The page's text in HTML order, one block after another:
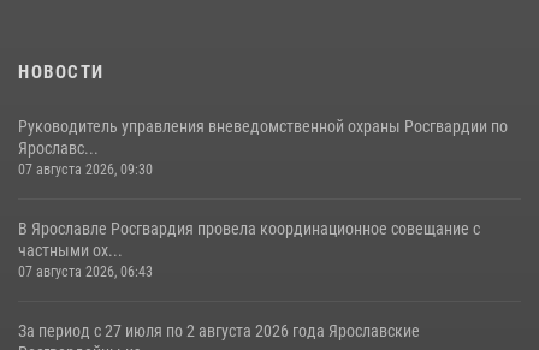
НОВОСТИ
Руководитель управления вневедомственной охраны Росгвардии по
Ярославс...
07 августа 2026, 09:30
В Ярославле Росгвардия провела координационное совещание с
частными ох...
07 августа 2026, 06:43
За период с 27 июля по 2 августа 2026 года Ярославские